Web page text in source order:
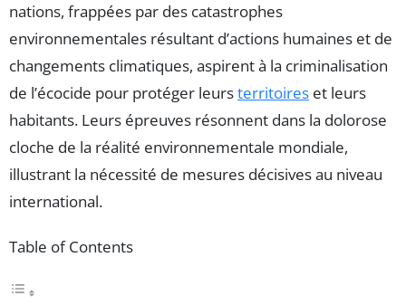
nations, frappées par des catastrophes
environnementales résultant d’actions humaines et de
changements climatiques, aspirent à la criminalisation
de l’écocide pour protéger leursterritoires et leurs
habitants. Leurs épreuves résonnent dans la dolorose
cloche de la réalité environnementale mondiale,
illustrant la nécessité de mesures décisives au niveau
international.
Table of Contents